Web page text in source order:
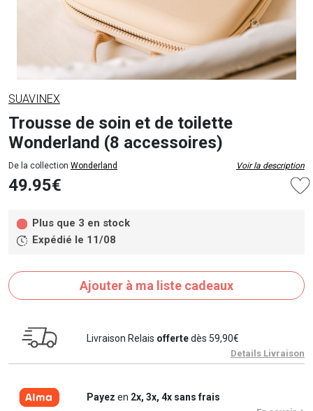
SUAVINEX
Trousse de soin et de toilette
Wonderland (8 accessoires)
De la collection Wonderland Voir la description
49.95€
Plus que 3 en stock
Expédié le 11/08
Ajouter à ma liste cadeaux
Livraison Relais offertedès 59,90€
Details Livraison
Payez en 2x, 3x, 4x sans frais